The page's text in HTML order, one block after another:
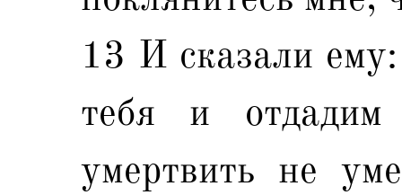
13 И сказали
тебя и
умертвить не